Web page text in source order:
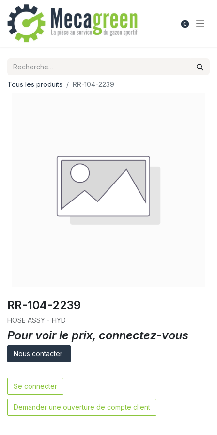
0
Tous les produits RR-104-2239
RR-104-2239
HOSE ASSY - HYD
Pour voir le prix, connectez-vous
Nous contacter
Se connecter
Demander une ouverture de compte client